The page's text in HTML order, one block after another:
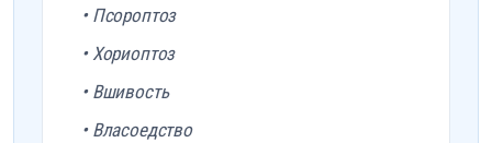
• Псороптоз
• Хориоптоз
• Вшивость
• Власоедство